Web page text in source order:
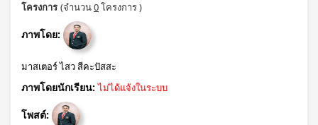
โครงการ (จำนวน0โครงการ )
ภาพโดย:
มาสเตอร์ ไสว สีคะปัสสะ
ภาพโดยนักเรียน: ไม่ได้แจ้งในระบบ
โพสต์: